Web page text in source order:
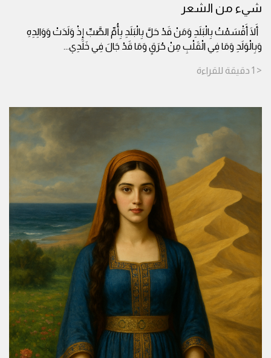
شيء من الشعر
أَلَا أَقْسَمْتُ بِالْبَلَدِ وَمَنْ قَدْ حَلَّ بِالْبَلَدِ بِأُمِّ الصَّبِّ إِذْ وَلَدَتْ وَوَالِدِهِ
وَبِالْوَلَدِ وَمَا فِي الْقَلْبِ مِنْ حُرَقٍ وَمَا قَدْ جَالَ فِي خَلَدِي...
< 1 دقيقة للقراءة